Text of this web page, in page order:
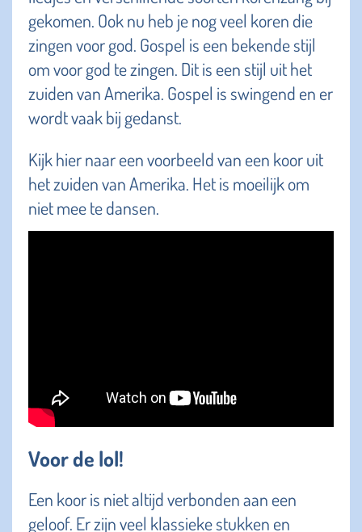
gekomen. Ook nu heb je nog veel koren die
zingen voor god. Gospel is een bekende stijl
om voor god te zingen. Dit is een stijl uit het
zuiden van Amerika. Gospel is swingend en er
wordt vaak bij gedanst.
Kijk hier naar een voorbeeld van een koor uit
het zuiden van Amerika. Het is moeilijk om
niet mee te dansen.
Voor de lol!
Een koor is niet altijd verbonden aan een
geloof. Er zijn veel klassieke stukken en